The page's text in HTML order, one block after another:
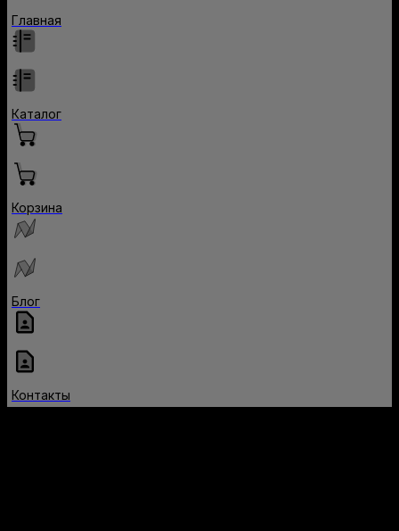
Главная
Каталог
Корзина
Блог
Контакты